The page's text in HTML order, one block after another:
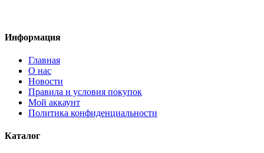
Информация
Главная
О нас
Новости
Правила и условия покупок
Мой аккаунт
Политика конфиденциальности
Каталог